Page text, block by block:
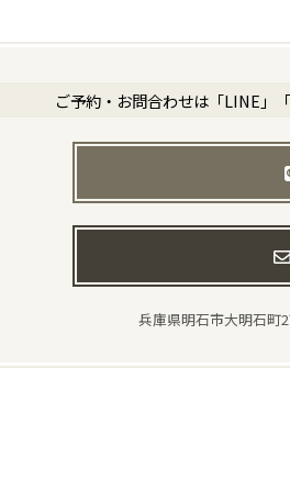
ご予約・お問合わせは「LINE」
兵庫県明石市大明石町